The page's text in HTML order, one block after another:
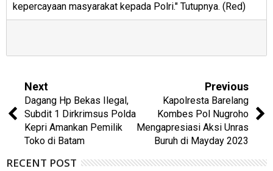
kepercayaan masyarakat kepada Polri." Tutupnya. (Red)
Next
Dagang Hp Bekas Ilegal,
Subdit 1 Dirkrimsus Polda
Kepri Amankan Pemilik
Toko di Batam
Previous
Kapolresta Barelang
Kombes Pol Nugroho
Mengapresiasi Aksi Unras
Buruh di Mayday 2023
RECENT POST